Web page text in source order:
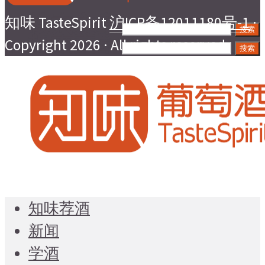
搜索文章 搜索
搜索文章 搜索
搜索文章 搜索
知味 TasteSpirit沪ICP备12011180号-1·
Copyright 2026 · All rights reserved
知味荐酒
新闻
学酒